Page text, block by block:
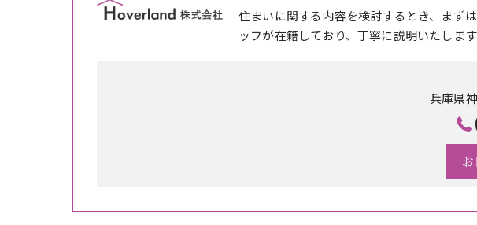
住まいに関する内容を検討するとき、まず
ッフが在籍しており、丁寧に説明いたしま
兵庫県